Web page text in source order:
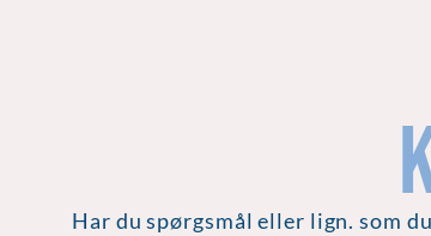
Har du spørgsmål eller lign. som